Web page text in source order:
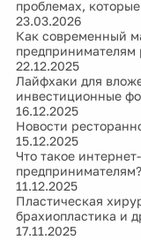
проблемах,
23.03.2026
Как современный
предпринимателям
22.12.2025
Лайфхаки для
инвестиционные
16.12.2025
Новости
15.12.2025
Что такое
предпринимателям?
11.12.2025
Пластическая
брахиопластика и
17.11.2025